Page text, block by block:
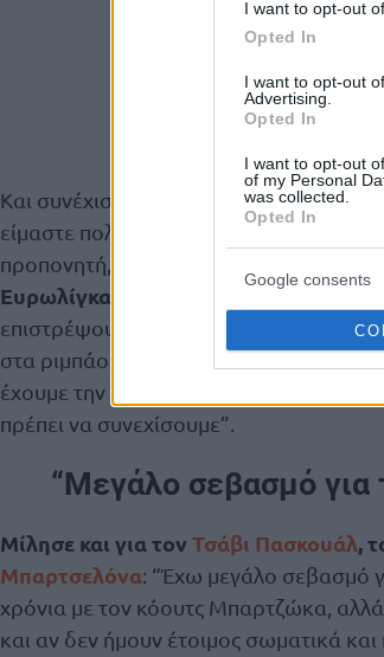
I want to opt-out
Opted In
I want to opt-out
Advertising.
Opted In
I want to opt-out
of my Personal
was collected.
Opted In
Google consents
Και συνέχισε: “Σχετικά με το ματς,
είμαστε πολύ καλή ομάδα, όμως και η
προπονητή, αυτός μου έδωσε την
Ευρωλίγκα . Του χρωστάω πολλά.
επιστρέψουν. Στην τελευταία περίοδο
στα ριμπάουντ. Όλοι προσέφεραν. Στο
έχουμε την αυτοπεποίθηση ότι δεν θα
πρέπει να συνεχίσουμε”.
“Μεγάλο σεβασμό για
Μίλησε και για τονΤσάβι Πασκουάλ,
Μπαρτσελόνα: “Έχω μεγάλο σεβασμό
χρόνια με τον κόουτς Μπαρτζώκα,
και αν δεν ήμουν έτοιμος σωματικά